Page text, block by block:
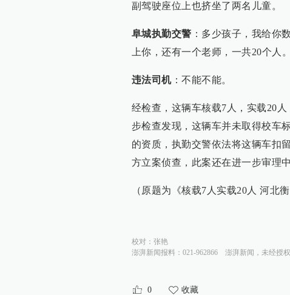
副驾驶座位上也挤坐了两名儿童。
阜城执勤交警 ：多少孩子，我给你
上你，还有一个老师，一共20个人
违法司机：不能不能。
经检查，这辆车核载7人，实载20
步检查发现，这辆车并未取得校车
的资质，执勤交警依法将这辆车扣
方立案侦查，此案还在进一步审理中
（原题为《核载7人实载20人 河北
校对： 张艳
澎湃新闻报料：021-962866
澎湃新闻，未经授
0 收藏